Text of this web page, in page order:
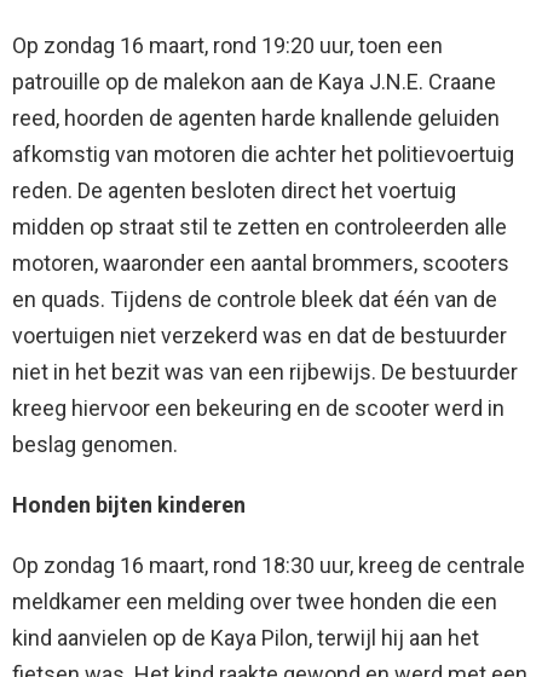
Op zondag 16 maart, rond 19:20 uur, toen een
patrouille op de malekon aan de Kaya J.N.E. Craane
reed, hoorden de agenten harde knallende geluiden
afkomstig van motoren die achter het politievoertuig
reden. De agenten besloten direct het voertuig
midden op straat stil te zetten en controleerden alle
motoren, waaronder een aantal brommers, scooters
en quads. Tijdens de controle bleek dat één van de
voertuigen niet verzekerd was en dat de bestuurder
niet in het bezit was van een rijbewijs. De bestuurder
kreeg hiervoor een bekeuring en de scooter werd in
beslag genomen.
Honden bijten kinderen
Op zondag 16 maart, rond 18:30 uur, kreeg de centrale
meldkamer een melding over twee honden die een
kind aanvielen op de Kaya Pilon, terwijl hij aan het